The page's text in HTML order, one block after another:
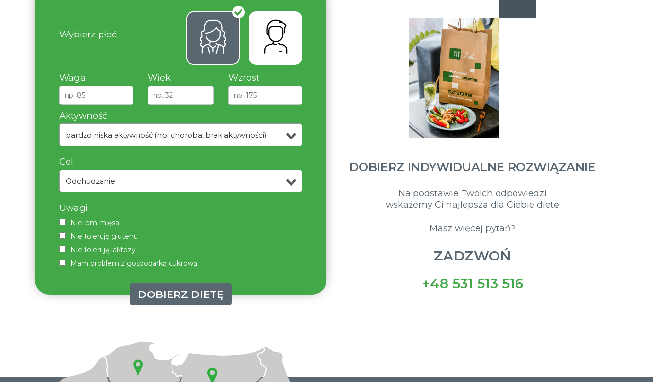
Wybierz płeć
Waga Wiek Wzrost
Aktywność
bardzo niska aktywność (np. choroba, brak aktywności)
Cel
Odchudzanie
Uwagi
Nie jem mięsa
Nie toleruję glutenu
Nie toleruję laktozy
Mam problem z gospodarką cukrową
DOBIERZ DIETĘ
DOBIERZ INDYWIDUALNE ROZWIĄZANIE
Na podstawie Twoich odpowiedzi
wskażemy Ci najlepszą dla Ciebie dietę
Masz więcej pytań?
ZADZWOŃ
+48 531 513 516